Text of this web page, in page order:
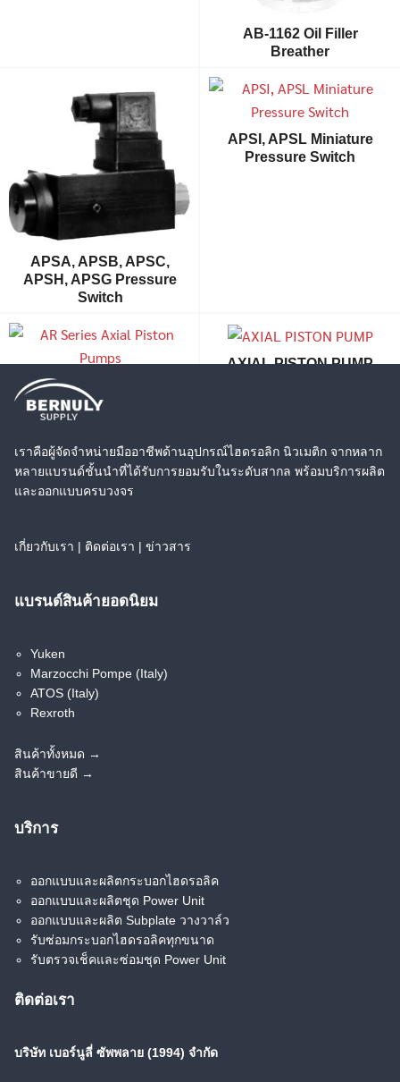
for:
AB-1162 Oil Filler
Breather
APSA, APSB, APSC,
APSH, APSG Pressure
Switch
APSI, APSL Miniature
Pressure Switch
AR Series Axial Piston
Pumps
AXIAL PISTON PUMP
Axial Piston Pumps
Controlled Pilot
Operated Relief Valve
(Subplate Mounting)
BUCG Unloading Relief
CPD Pilot Operated
Check Valve
DB Balance Piston Type
Pilot Operated Relief
เราคือผู้จัดจำหน่ายมืออาชีพด้านอุปกรณ์ไฮดรอลิก นิวเมติก จากหลาก
หลายแบรนด์ชั้นนำที่ได้รับการยอมรับในระดับสากล พร้อมบริการผลิต
และออกแบบครบวงจร
เกี่ยวกับเรา | ติดต่อเรา | ข่าวสาร
แบรนด์สินค้ายอดนิยม
Yuken
Marzocchi Pompe (Italy)
ATOS (Italy)
Rexroth
สินค้าทั้งหมด →
สินค้าขายดี →
บริการ
ออกแบบและผลิตกระบอกไฮดรอลิค
ออกแบบและผลิตชุด Power Unit
ออกแบบและผลิต Subplate วางวาล์ว
รับซ่อมกระบอกไฮดรอลิคทุกขนาด
รับตรวจเช็คและซ่อมชุด Power Unit
ติดต่อเรา
บริษัท เบอร์นูลี่ ซัพพลาย (1994) จำกัด